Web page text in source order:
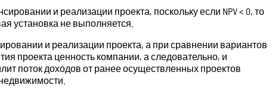
и реализации проекта, поскольку если NPV < 0, то
установка не выполняется.
и реализации проекта, а при сравнении вариантов
проекта ценность компании, а следовательно, и
поток доходов от ранее осуществленных проектов